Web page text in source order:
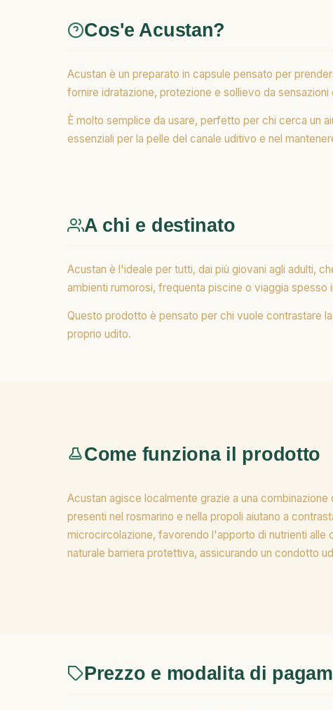
Cos'e Acustan?
Acustan è un preparato in capsule pensato per
fornire idratazione, protezione e sollievo da
È molto semplice da usare, perfetto per chi cerca un
essenziali per la pelle del canale uditivo e nel
A chi e destinato
Acustan è l'ideale per tutti, dai più giovani agli adulti,
ambienti rumorosi, frequenta piscine o viaggia
Questo prodotto è pensato per chi vuole contrastare
proprio udito.
Come funziona il prodotto
Acustan agisce localmente grazie a una
presenti nel rosmarino e nella propoli aiutano a
microcircolazione, favorendo l'apporto di nutrienti alle
naturale barriera protettiva, assicurando un condotto
Prezzo e modalita di